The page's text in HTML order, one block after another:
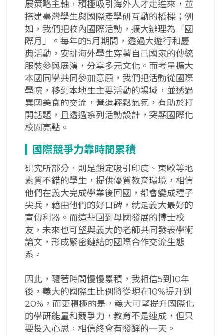
展策略主軸，積極吸引海外人才走進來，並
搭建臺灣學生與國際產學研互動的橋樑；例
如，我們把校內國際活動，擴大辦理為「國
際月」。每年的5月期間，透過大遊行和慶
典活動，安排海外學生穿著自己國家的傳統
服裝參與展演，分享多元文化。而考量擴大
本國同學共同參加意願，我們把活動從國際
學院，移到本地生主要活動的場域，並透過
異國美食的交流，營造輕鬆氣氛，有助於打
開話題，且透過系列活動設計，突顯國際化
校園亮點。
國際競爭力靠時間累積
研究所部分，則是鎖定吸引印度、東歐等地
素質不錯的學生，提供優質教育環境，相信
他們在義大完成學業後回國，都會變成種子
尖兵，藉由他們的好口碑，就是義大最好的
宣傳利器。而這些回到母國發展的博士校
友，未來也可望與義大的老師共同發表學術
論文，形成緊密鏈結的國際合作交流生態
系。
因此，隨著時間慢慢累積，我相信5到10年
後，義大的國際生比例將從現在10%提升到
20%，而更積極的是，義大可望提升國際化
的學研能量和競爭力，教育不是速成，但只
要投入心思，相信終會有發酵的一天。